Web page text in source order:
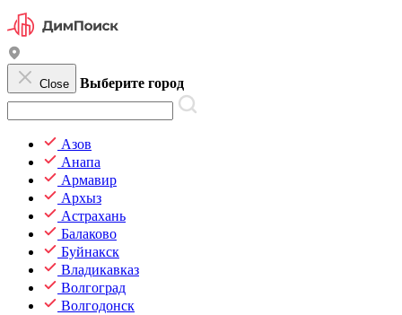
Close Выберите город
Азов
Анапа
Армавир
Архыз
Астрахань
Балаково
Буйнакск
Владикавказ
Волгоград
Волгодонск